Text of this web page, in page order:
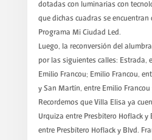
dotadas con luminarias con
que dichas cuadras se encuentran
Programa Mi Ciudad Led.
Luego, la reconversión del
por las siguientes calles: Estrada,
Emilio Francou; Emilio Francou,
y San Martín, entre Emilio Francou
Recordemos que Villa Elisa ya
Urquiza entre Presbítero Hoflack y
entre Presbítero Hoflack y Blvd.